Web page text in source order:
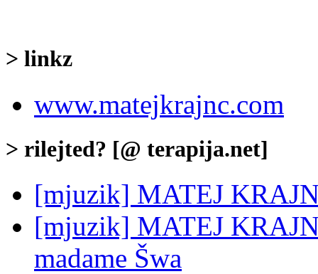
> linkz
www.matejkrajnc.com
> rilejted? [@ terapija.net]
[mjuzik] MATEJ
[mjuzik] MATEJ
madame Šwa